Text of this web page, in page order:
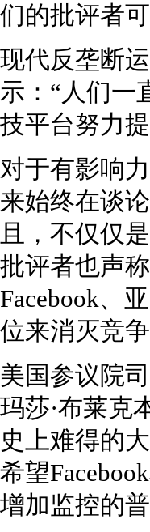
们的批评者
现代反垄断
示：“人们一
技平台努力
对于有影响
来始终在谈
且，不仅仅
批评者也声
Facebook、
位来消灭竞
美国参议院
玛莎·布莱克
史上难得的
希望
增加监控的